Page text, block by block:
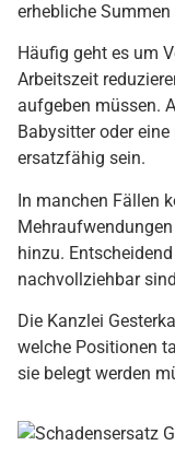
erhebliche Summen
Häufig geht es um
Arbeitszeit
aufgeben müssen.
Babysitter oder
ersatzfähig sein.
In manchen Fällen
hinzu.
nachvollziehbar
Die Kanzlei
welche Positionen
sie belegt werden